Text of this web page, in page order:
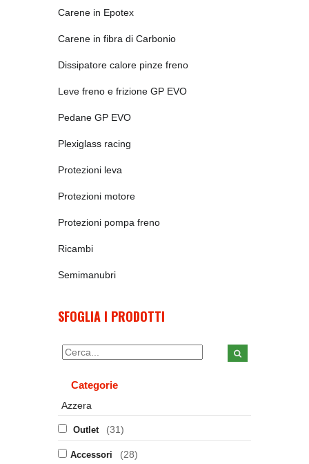
Carene in Epotex
Carene in fibra di Carbonio
Dissipatore calore pinze freno
Leve freno e frizione GP EVO
Pedane GP EVO
Plexiglass racing
Protezioni leva
Protezioni motore
Protezioni pompa freno
Ricambi
Semimanubri
SFOGLIA I PRODOTTI
Categorie
Azzera
Outlet (31)
Accessori (28)